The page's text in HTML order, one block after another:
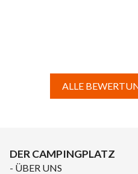
ALLE
DER CAMPINGPLATZ
ÜBER UNS